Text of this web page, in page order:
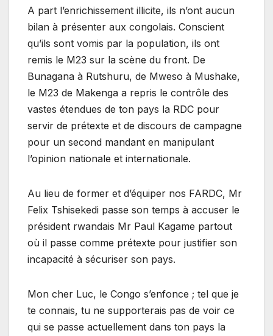
A part l’enrichissement illicite, ils n’ont aucun
bilan à présenter aux congolais. Conscient
qu’ils sont vomis par la population, ils ont
remis le M23 sur la scène du front. De
Bunagana à Rutshuru, de Mweso à Mushake,
le M23 de Makenga a repris le contrôle des
vastes étendues de ton pays la RDC pour
servir de prétexte et de discours de campagne
pour un second mandant en manipulant
l’opinion nationale et internationale.
Au lieu de former et d’équiper nos FARDC, Mr
Felix Tshisekedi passe son temps à accuser le
président rwandais Mr Paul Kagame partout
où il passe comme prétexte pour justifier son
incapacité à sécuriser son pays.
Mon cher Luc, le Congo s’enfonce ; tel que je
te connais, tu ne supporterais pas de voir ce
qui se passe actuellement dans ton pays la